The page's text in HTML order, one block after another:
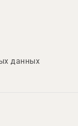
данных